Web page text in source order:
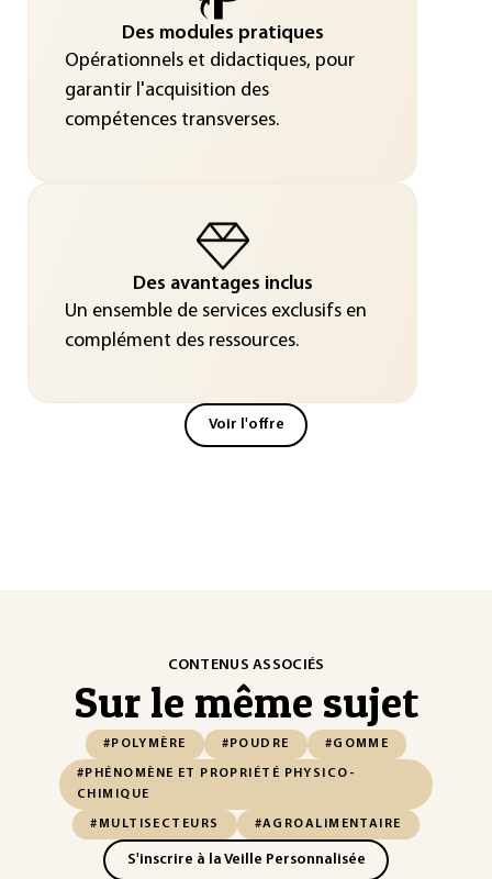
Des modules pratiques
Opérationnels et didactiques, pour
garantir l'acquisition des
compétences transverses.
Des avantages inclus
Un ensemble de services exclusifs en
complément des ressources.
Voir l'offre
CONTENUS ASSOCIÉS
Sur le même sujet
#POLYMÈRE #POUDRE #GOMME
#PHÉNOMÈNE ET PROPRIÉTÉ PHYSICO-
CHIMIQUE
#MULTISECTEURS #AGROALIMENTAIRE
S'inscrire à la Veille Personnalisée